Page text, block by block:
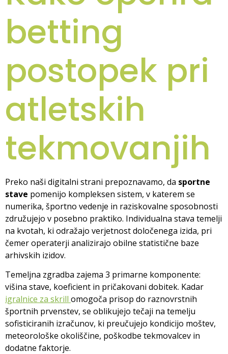
betting
postopek pri
atletskih
tekmovanjih
Preko naši digitalni strani prepoznavamo, da sportne
stave pomenijo kompleksen sistem, v katerem se
numerika, športno vedenje in raziskovalne sposobnosti
združujejo v posebno praktiko. Individualna stava temelji
na kvotah, ki odražajo verjetnost določenega izida, pri
čemer operaterji analizirajo obilne statistične baze
arhivskih izidov.
Temeljna zgradba zajema 3 primarne komponente:
višina stave, koeficient in pričakovani dobitek. Kadar
igralnice za skrill omogoča prisop do raznovrstnih
športnih prvenstev, se oblikujejo tečaji na temelju
sofisticiranih izračunov, ki preučujejo kondicijo moštev,
meteorološke okoliščine, poškodbe tekmovalcev in
dodatne faktorje.